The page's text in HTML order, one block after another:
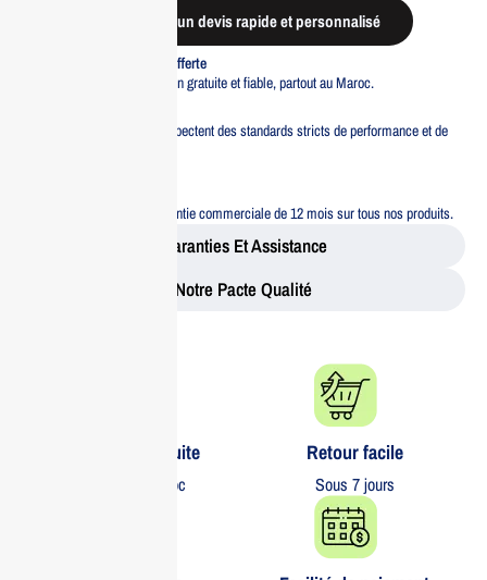
Demander un devis rapide et personnalisé
Livraison standard offerte
Profitez d’une livraison gratuite et fiable, partout au Maroc.
Tous nos produits respectent des standards stricts de performance et de
Bénéficiez d’une garantie commerciale de 12 mois sur tous nos produits.
Garanties Et Assistance
Notre Pacte Qualité
Livraison gratuite​
partout au Maroc
Retour facile​
Sous 7 jours